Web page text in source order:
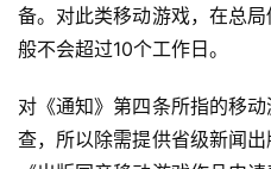
页
茶
原
备。对此类移动游戏，在总
般不会超过10个工作日。
对《通知》第四条所指的移
查，所以除需提供省级新闻出